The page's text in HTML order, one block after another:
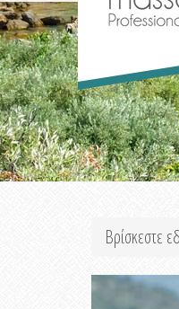
Βρίσκεστε